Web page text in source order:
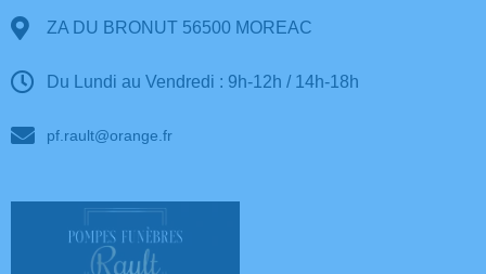
ZA DU BRONUT 56500 MOREAC
Du Lundi au Vendredi : 9h-12h / 14h-18h
pf.rault@orange.fr